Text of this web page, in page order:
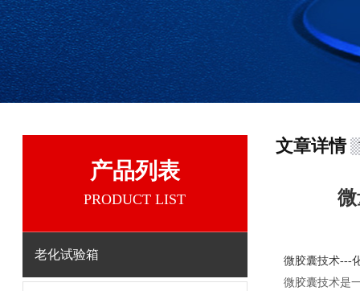
产品列表
PRODUCT LIST
老化试验箱
文章详情
微胶囊技术---
微胶囊技术是